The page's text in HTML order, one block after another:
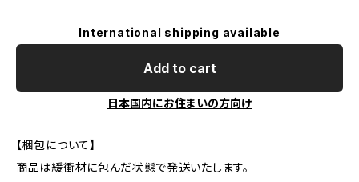
International shipping available
Add to cart
日本国内にお住まいの方向け
【梱包について】
商品は緩衝材に包んだ状態で発送いたします。